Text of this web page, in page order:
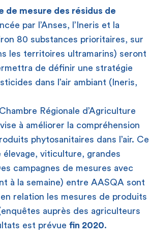
de mesure des résidus de
par l’Anses, l’Ineris et la
80 substances prioritaires, sur
les territoires ultramarins) seront
de définir une stratégie
dans l’air ambiant (Ineris,
Régionale d’Agriculture
à améliorer la compréhension
phytosanitaires dans l’air. Ce
viticulture, grandes
campagnes de mesures avec
à la semaine) entre AASQA sont
relation les mesures de produits
auprès des agriculteurs
est prévue fin 2020.